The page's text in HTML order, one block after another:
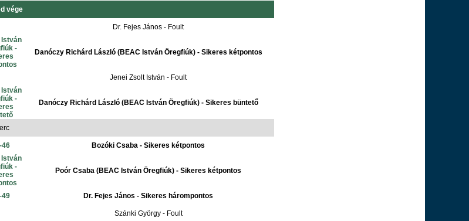
vége
Dr. Fejes János - Foult
István
-
Danóczy Richárd László (BEAC István Öregfiúk) - Sikeres kétpontos
Jenei Zsolt István - Foult
István
-
Danóczy Richárd László (BEAC István Öregfiúk) - Sikeres büntető
46
Bozóki Csaba - Sikeres kétpontos
István
-
Poór Csaba (BEAC István Öregfiúk) - Sikeres kétpontos
49 Dr. Fejes János - Sikeres hárompontos
Szánki György - Foult